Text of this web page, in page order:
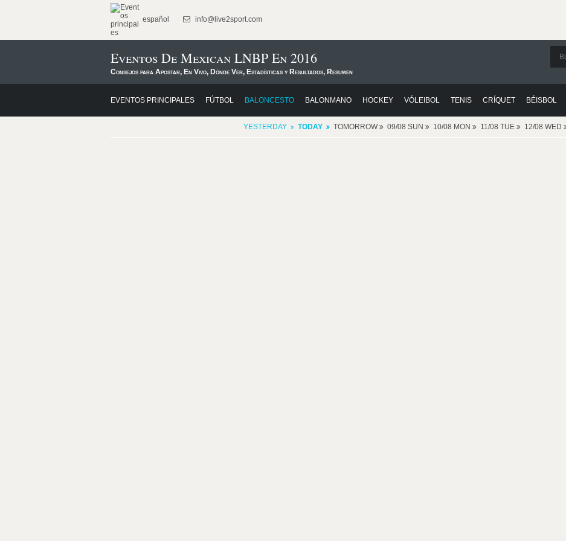
español info@live2sport.com
Eventos De Mexican LNBP En 2016
Consejos para Apostar, En Vivo, Dónde Ver, Estadísticas y Resultados, Resumen
EVENTOS PRINCIPALES FÚTBOL BALONCESTO BALONMANO HOCKEY VÓLEIBOL TENIS CRÍQUET BÉISBOL
YESTERDAY TODAY TOMORROW 09/08 SUN 10/08 MON 11/08 TUE 12/08 WED